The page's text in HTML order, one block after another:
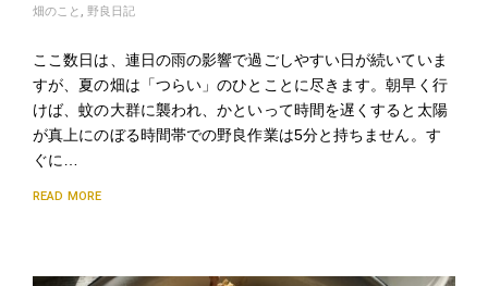
畑のこと , 野良日記
ここ数日は、連日の雨の影響で過ごしやすい日が続いていま
すが、夏の畑は「つらい」のひとことに尽きます。朝早く行
けば、蚊の大群に襲われ、かといって時間を遅くすると太陽
が真上にのぼる時間帯での野良作業は5分と持ちません。す
ぐに…
READ MORE